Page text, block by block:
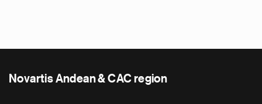
Novartis Andean & CAC region